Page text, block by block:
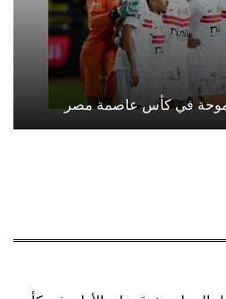
سموحة في كأس عاصمة مصر